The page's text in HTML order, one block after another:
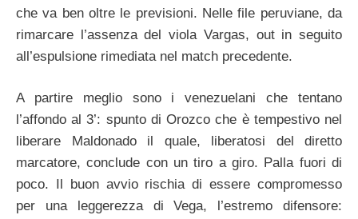
che va ben oltre le previsioni. Nelle file peruviane, da
rimarcare l’assenza del viola Vargas, out in seguito
all’espulsione rimediata nel match precedente.
A partire meglio sono i venezuelani che tentano
l’affondo al 3’: spunto di Orozco che è tempestivo nel
liberare Maldonado il quale, liberatosi del diretto
marcatore, conclude con un tiro a giro. Palla fuori di
poco. Il buon avvio rischia di essere compromesso
per una leggerezza di Vega, l’estremo difensore: